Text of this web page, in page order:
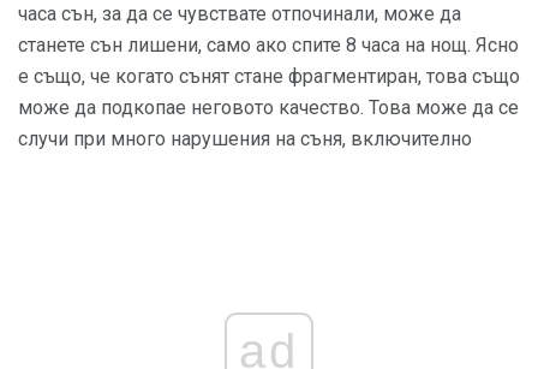
часа сън, за да се чувствате отпочинали, може да
станете сън лишени, само ако спите 8 часа на нощ. Ясно
е също, че когато сънят стане фрагментиран, това също
може да подкопае неговото качество. Това може да се
случи при много нарушения на съня, включително
ad